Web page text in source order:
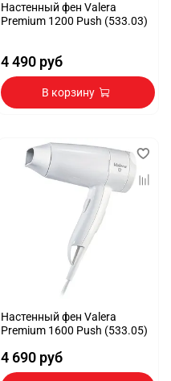
Настенный фен Valera
Premium 1200 Push (533.03)
4 490 руб
В корзину
Настенный фен Valera
Premium 1600 Push (533.05)
4 690 руб